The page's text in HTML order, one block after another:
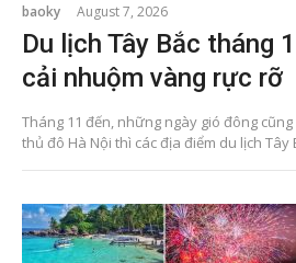
baoky August 7, 2026
Du lịch Tây Bắc tháng
cải nhuộm vàng rực rỡ
Tháng 11 đến, những ngày gió đông
thủ đô Hà Nội thì các địa điểm du lịch Tây